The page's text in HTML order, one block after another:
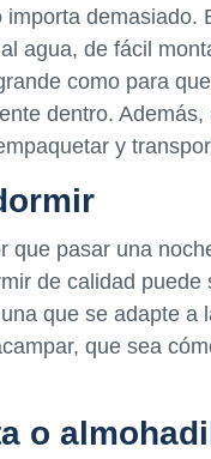
importa demasiado.
agua, de fácil
como para
dentro. Además,
y
que pasar una
de calidad puede
que se adapte a
que sea
o